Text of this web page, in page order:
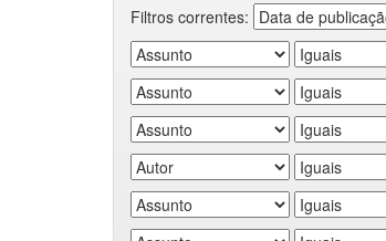
Filtros correntes: